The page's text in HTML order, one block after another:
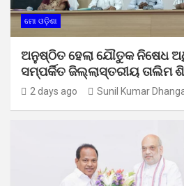
ମୋ ଓଡ଼ିଶା
ଅନୁଷ୍ଠିତ ହେଲା ଯୌତୁକ ନିଷେଧ
ସମ୍ପର୍କିତ ଜିଲ୍ଲାସ୍ତରୀୟ ତାଲିମ
2 days ago Sunil Kumar